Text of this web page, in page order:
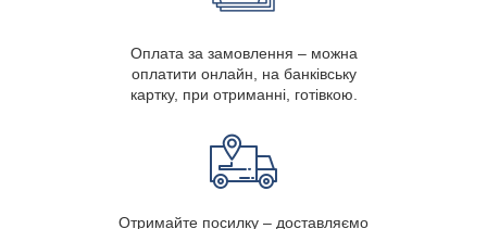
Оплата за замовлення – можна
оплатити онлайн, на банківську
картку, при отриманні, готівкою.
Отримайте посилку – доставляємо